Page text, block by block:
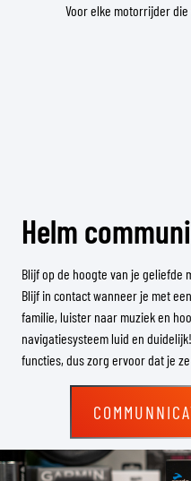
Voor elke motorrijder
Helm
Blijf op de hoogte van je geliefde
Blijf in contact wanneer je met
familie, luister naar muziek en
navigatiesysteem luid en
functies, dus zorg ervoor dat je